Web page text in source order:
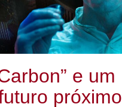
e um
próximo